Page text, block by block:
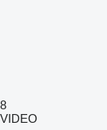
8
VIDEO